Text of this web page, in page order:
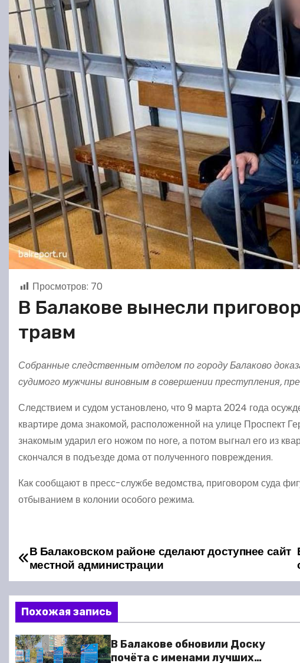
Просмотров: 70
В Балакове вынесли
травм
Собранные следственным отделом по городу Балаково
судимого мужчины виновным в совершении преступления,
Следствием и судом установлено, что 9 марта 2024 года
квартире дома знакомой, расположенной на улице Проспект
знакомым ударил его ножом по ноге, а потом выгнал его из
скончался в подъезде дома от полученного повреждения.
Как сообщают в пресс-службе ведомства, приговором суда
отбыванием в колонии особого режима.
Н
а
в
и
г
В Балаковском районе сделают доступнее сайт
местной администрации
Похожая запись
В Балакове обновили Доску
почёта с именами лучших